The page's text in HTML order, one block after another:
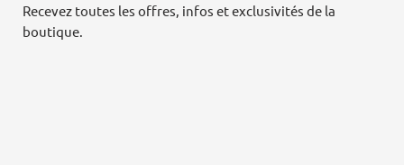
Recevez toutes les offres, infos et exclusivités de la
boutique.